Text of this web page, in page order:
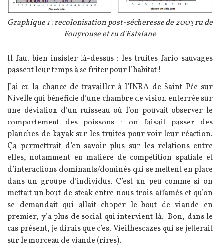
Légende
Graphique 1 : recolonisation post-sécheresse de 2003 ru de
Fouyrouse et ru d'Estalane
Texte
Il faut bien insister là-dessus : les truites fario sauvages
passent leur temps à se friter pour l’habitat !
J’ai eu la chance de travailler à l’INRA de Saint-Pée sur
Nivelle qui bénéficie d’une chambre de vision enterrée sur
une déviation d’un ruisseau où l’on pouvait observer le
comportement des poissons : on faisait passer des
planches de kayak sur les truites pour voir leur réaction.
Ça permettrait d’en savoir plus sur les relations entre
elles, notamment en matière de compétition spatiale et
d’interactions dominants/dominés qui se mettent en place
dans un groupe d’individus. C’est un peu comme si on
mettait un bout de steak entre nous trois affamés et qu’on
se demandait qui allait choper le bout de viande en
premier, y’a plus de social qui intervient là.. Bon, dans le
cas présent, je dirais que c’est Vieilhescazes qui se jetterait
sur le morceau de viande (rires).